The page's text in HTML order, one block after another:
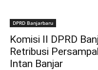
DPRD Banjarbaru
Komisi II DPRD
Retribusi
Intan Banjar